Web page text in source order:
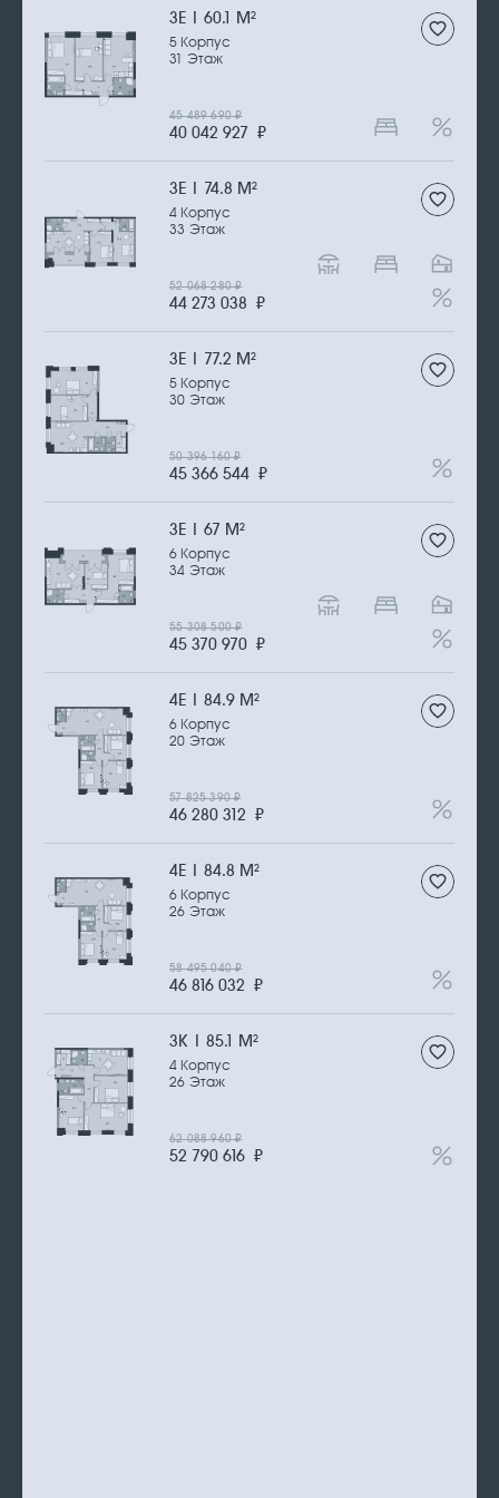
3Е | 60.1 М2
5 Корпус
31 Этаж
40 042 927 ₽
45 489 690₽
3Е | 74.8 М2
4 Корпус
33 Этаж
44 273 038 ₽
52 068 280₽
3Е | 77.2 М2
5 Корпус
30 Этаж
45 366 544 ₽
50 396 160₽
3Е | 67 М2
6 Корпус
34 Этаж
45 370 970 ₽
55 308 500₽
4Е | 84.9 М2
6 Корпус
20 Этаж
46 280 312 ₽
57 825 390₽
4Е | 84.8 М2
6 Корпус
26 Этаж
46 816 032 ₽
58 495 040₽
3К | 85.1 М2
4 Корпус
26 Этаж
52 790 616 ₽
62 088 960₽